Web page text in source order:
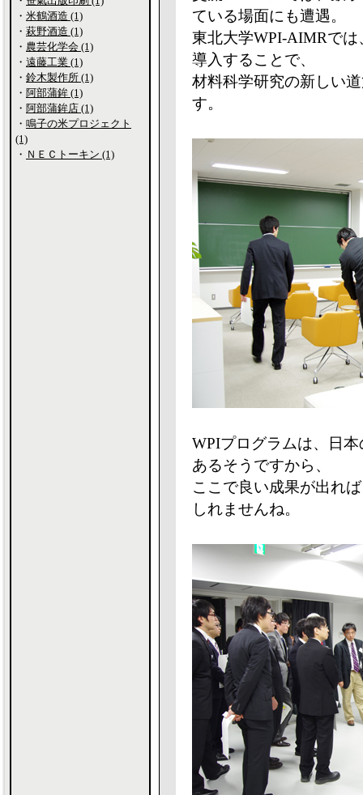
ている場面にも遭遇。
東北大学WPI-AIMRで
導入することで、
材料科学研究の新しい
す。
WPIプログラムは、日
あるそうですから、
ここで良い成果が出れ
しれませんね。
・ 米鶴酒造 (1)
・ 萩野酒造 (1)
・ 農芸化学会 (1)
・ 遠藤工業 (1)
・ 鈴木製作所 (1)
・ 阿部蒲鉾 (1)
・ 阿部蒲鉾店 (1)
・ 鳴子の米プロジェクト
(1)
・ ＮＥＣトーキン (1)